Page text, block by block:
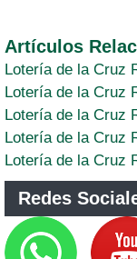
Artículos
Lotería de la Cruz
Lotería de la Cruz
Lotería de la Cruz
Lotería de la Cruz
Lotería de la Cruz
Redes